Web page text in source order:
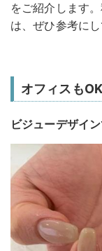
をご紹介します
は、ぜひ参考にし
オフィスも
ビジューデザイ